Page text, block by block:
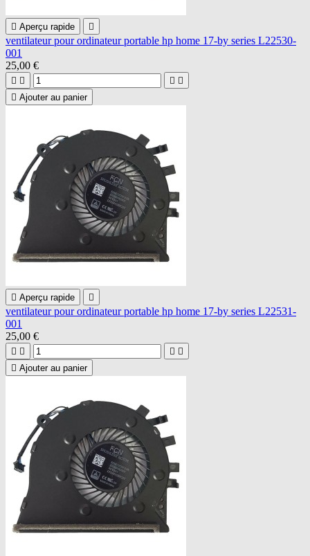
 Aperçu rapide 
ventilateur pour ordinateur portable hp home 17-by series L22530-
001
25,00 €
   
 Ajouter au panier
 Aperçu rapide 
ventilateur pour ordinateur portable hp home 17-by series L22531-
001
25,00 €
   
 Ajouter au panier